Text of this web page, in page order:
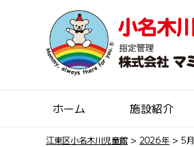
ホーム 施設紹介
江東区小名木川児童館 > 2026年 >5月